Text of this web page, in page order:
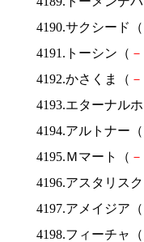
4190.サクシード（
4191.トーシン（ －
4192.かさくま（ －
4193.エターナル
4194.アルトナー（
4195.Ｍマート（ －
4196.アスタリス
4197.アメイジア（
4198.フィーチャ（